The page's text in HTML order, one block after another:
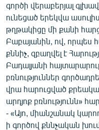
գործի վերաբերյալ
ունեցած երեկվա
թղթակիցը մի քանի
Բաբայանին, ով, որպես
քննիչ, զբաղվել է
Բադալյանի
բռնություններ
վրա հարուցված
արդյոք բռնությունն»
- «Այո, միանշանակ
ի գործով քննչական